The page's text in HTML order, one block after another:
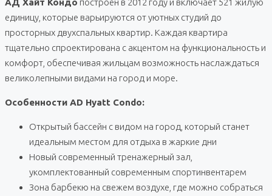
единицу, которые варьируются от уютных студий до
просторных двухспальных квартир. Каждая квартира
тщательно спроектирована с акцентом на функциональность и
комфорт, обеспечивая жильцам возможность наслаждаться
великолепными видами на город и море.
Особенности AD Hyatt Condo:
Открытый бассейн с видом на город, который станет
идеальным местом для отдыха в жаркие дни
Новый современный тренажерный зал,
укомплектованный современным спортинвентарем
Зона барбекю на свежем воздухе, где можно собраться